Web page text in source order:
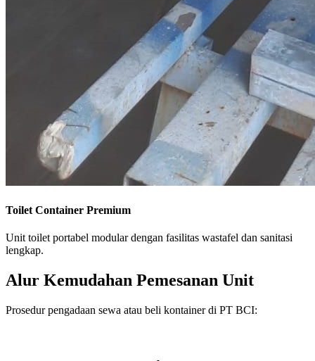
Toilet Container Premium
Unit toilet portabel modular dengan fasilitas wastafel dan sanitasi
lengkap.
Alur Kemudahan Pemesanan Unit
Prosedur pengadaan sewa atau beli kontainer di PT BCI: